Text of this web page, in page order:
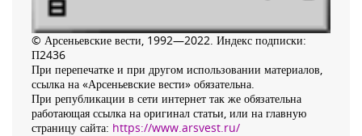
© Арсеньевские вести, 1992—2022. Индекс подписки:
П2436
При перепечатке и при другом использовании материалов,
ссылка на «Арсеньевские вести» обязательна.
При републикации в сети интернет так же обязательна
работающая ссылка на оригинал статьи, или на главную
страницу сайта: https://www.arsvest.ru/